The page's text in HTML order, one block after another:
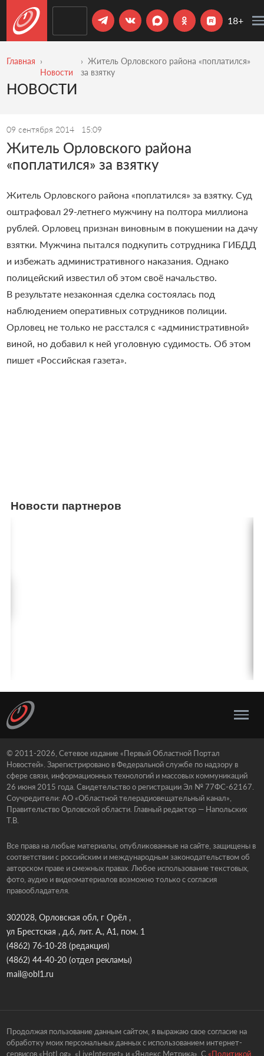
18+
Главная
Новости
Житель Орловского района «поплатился»
за взятку
НОВОСТИ
09 сентября 2014 15:09
Житель Орловского района
«поплатился» за взятку
Житель Орловского района «поплатился» за взятку. Суд
оштрафовал 29-летнего мужчину на полтора миллиона
рублей. Орловец признан виновным в покушении на дачу
взятки. Мужчина пытался подкупить сотрудника ГИБДД
и избежать административного наказания. Однако
полицейский известил об этом своё начальство.
В результате незаконная сделка состоялась под
наблюдением оперативных сотрудников полиции.
Орловец не только не расстался с «административной»
виной, но добавил к ней уголовную судимость. Об этом
пишет «Российская газета».
Новости партнеров
© 2011-2026, Сетевое издание «Первый Областной Портал
Новостей». Зарегистрировано в Федеральной службе по надзору в
сфере связи, информационных технологий и массовых коммуникаций
26 июня 2015 года. Свидетельство о регистрации Эл № 77ФС-62167.
Соучредители: АО «Областной телерадиовещательный канал»,
Правительство Орловской области. Главный редактор — Напольских
Т.В.
Все права на любые материалы, опубликованные на сайте, защищены в
соответствии с российским и международным законодательством об
авторском праве и смежных правах. Любое использование текстовых,
фото, аудио и видеоматериалов возможно только с согласия
правообладателя.
302028, Орловская обл, г Орёл ,
ул Брестская , д.6, лит. А., А1, пом. 1
(4862) 76-10-28(редакция)
(4862) 44-40-20(отдел рекламы)
mail@obl1.ru
Продолжая пользование данным сайтом, я выражаю свое согласие на
обработку моих персональных данных с использованием интернет-
сервисов «HotLog», «LiveInternet» и «Яндекс.Метрика». С «Политикой